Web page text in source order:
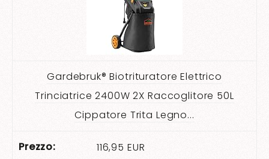
Gardebruk® Biotrituratore Elettrico
Trinciatrice 2400W 2X Raccoglitore 50L
Cippatore Trita Legno...
116,95 EUR